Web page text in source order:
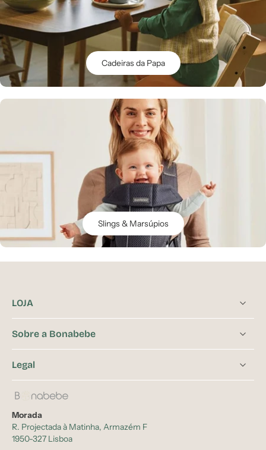
Cadeiras da Papa
Slings & Marsúpios
LOJA
Sobre a Bonabebe
Legal
Morada
R. Projectada à Matinha, Armazém F
1950-327 Lisboa